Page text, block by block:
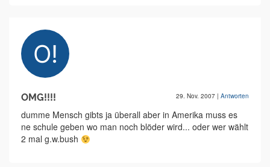
OMG!!!! 29. Nov. 2007 | Antworten
dumme Mensch gibts ja überall aber in Amerika muss es
ne schule geben wo man noch blöder wird... oder wer wählt
2 mal g.w.bush